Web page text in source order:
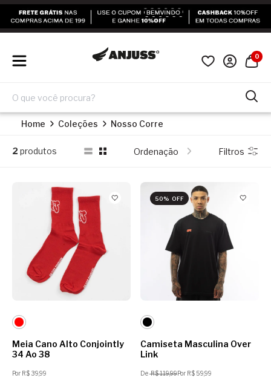
0
Home Coleções Nosso Corre
2 produtos Ordenação Filtros
Meia Cano Alto Conjointly
34 Ao 38
Por R$ 39,99
50% OFF
Camiseta Masculina Over
Link
DeR$ 119,99Por R$ 59,99